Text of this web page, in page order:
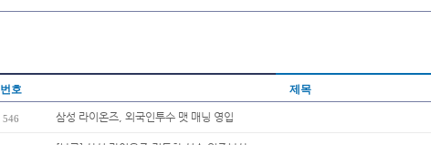
번호 제목
546 삼성 라이온즈, 외국인투수 맷 매닝 영입